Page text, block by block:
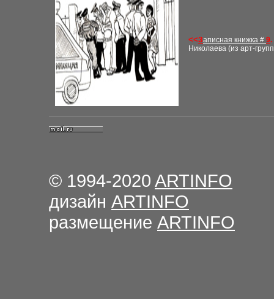
<<Записная книжка # 9.
Николаева (из арт-
© 1994-2020 ARTINFO
дизайн ARTINFO
размещение ARTINFO